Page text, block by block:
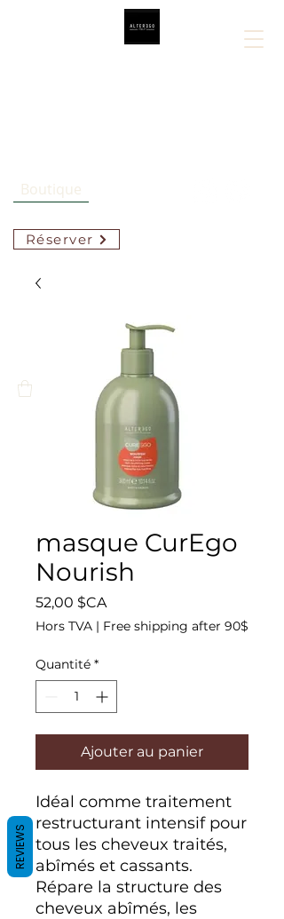
Boutique
Réserver
sarahlesperance1@gmail.com
514-808-5449
masque CurEgo
Nourish
52,00 $CAPrix
Hors TVA | Free shipping after 90$
Quantité *
Ajouter au panier
Idéal comme traitement
restructurant intensif pour
tous les cheveux traités,
abîmés et cassants.
Répare la structure des
cheveux abîmés, les
REVIEWS